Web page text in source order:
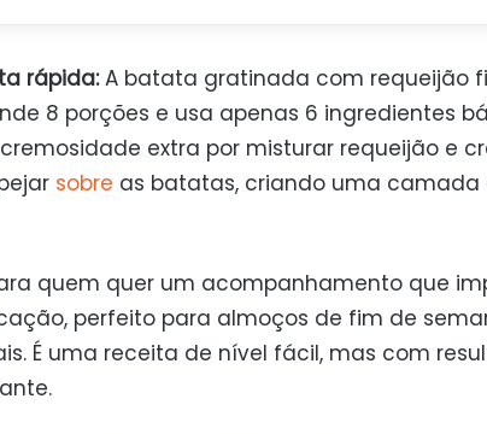
rápida:A batata gratinada com requeijão
8 porções e usa apenas 6 ingredientes
extra por misturar requeijão e
sobre as batatas, criando uma camada
quem quer um acompanhamento que
perfeito para almoços de fim de
É uma receita de nível fácil, mas com